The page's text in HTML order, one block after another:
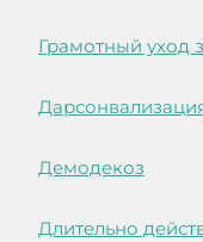
Грамотный уход
Демодекоз
Длительно